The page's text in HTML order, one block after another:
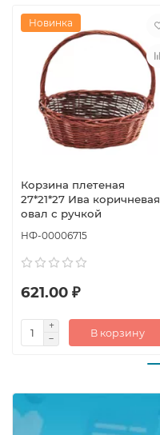
Новинка
Корзина плетеная
27*21*27 Ива коричневая
овал с ручкой
НФ-00006715
621.00 ₽
В корзину